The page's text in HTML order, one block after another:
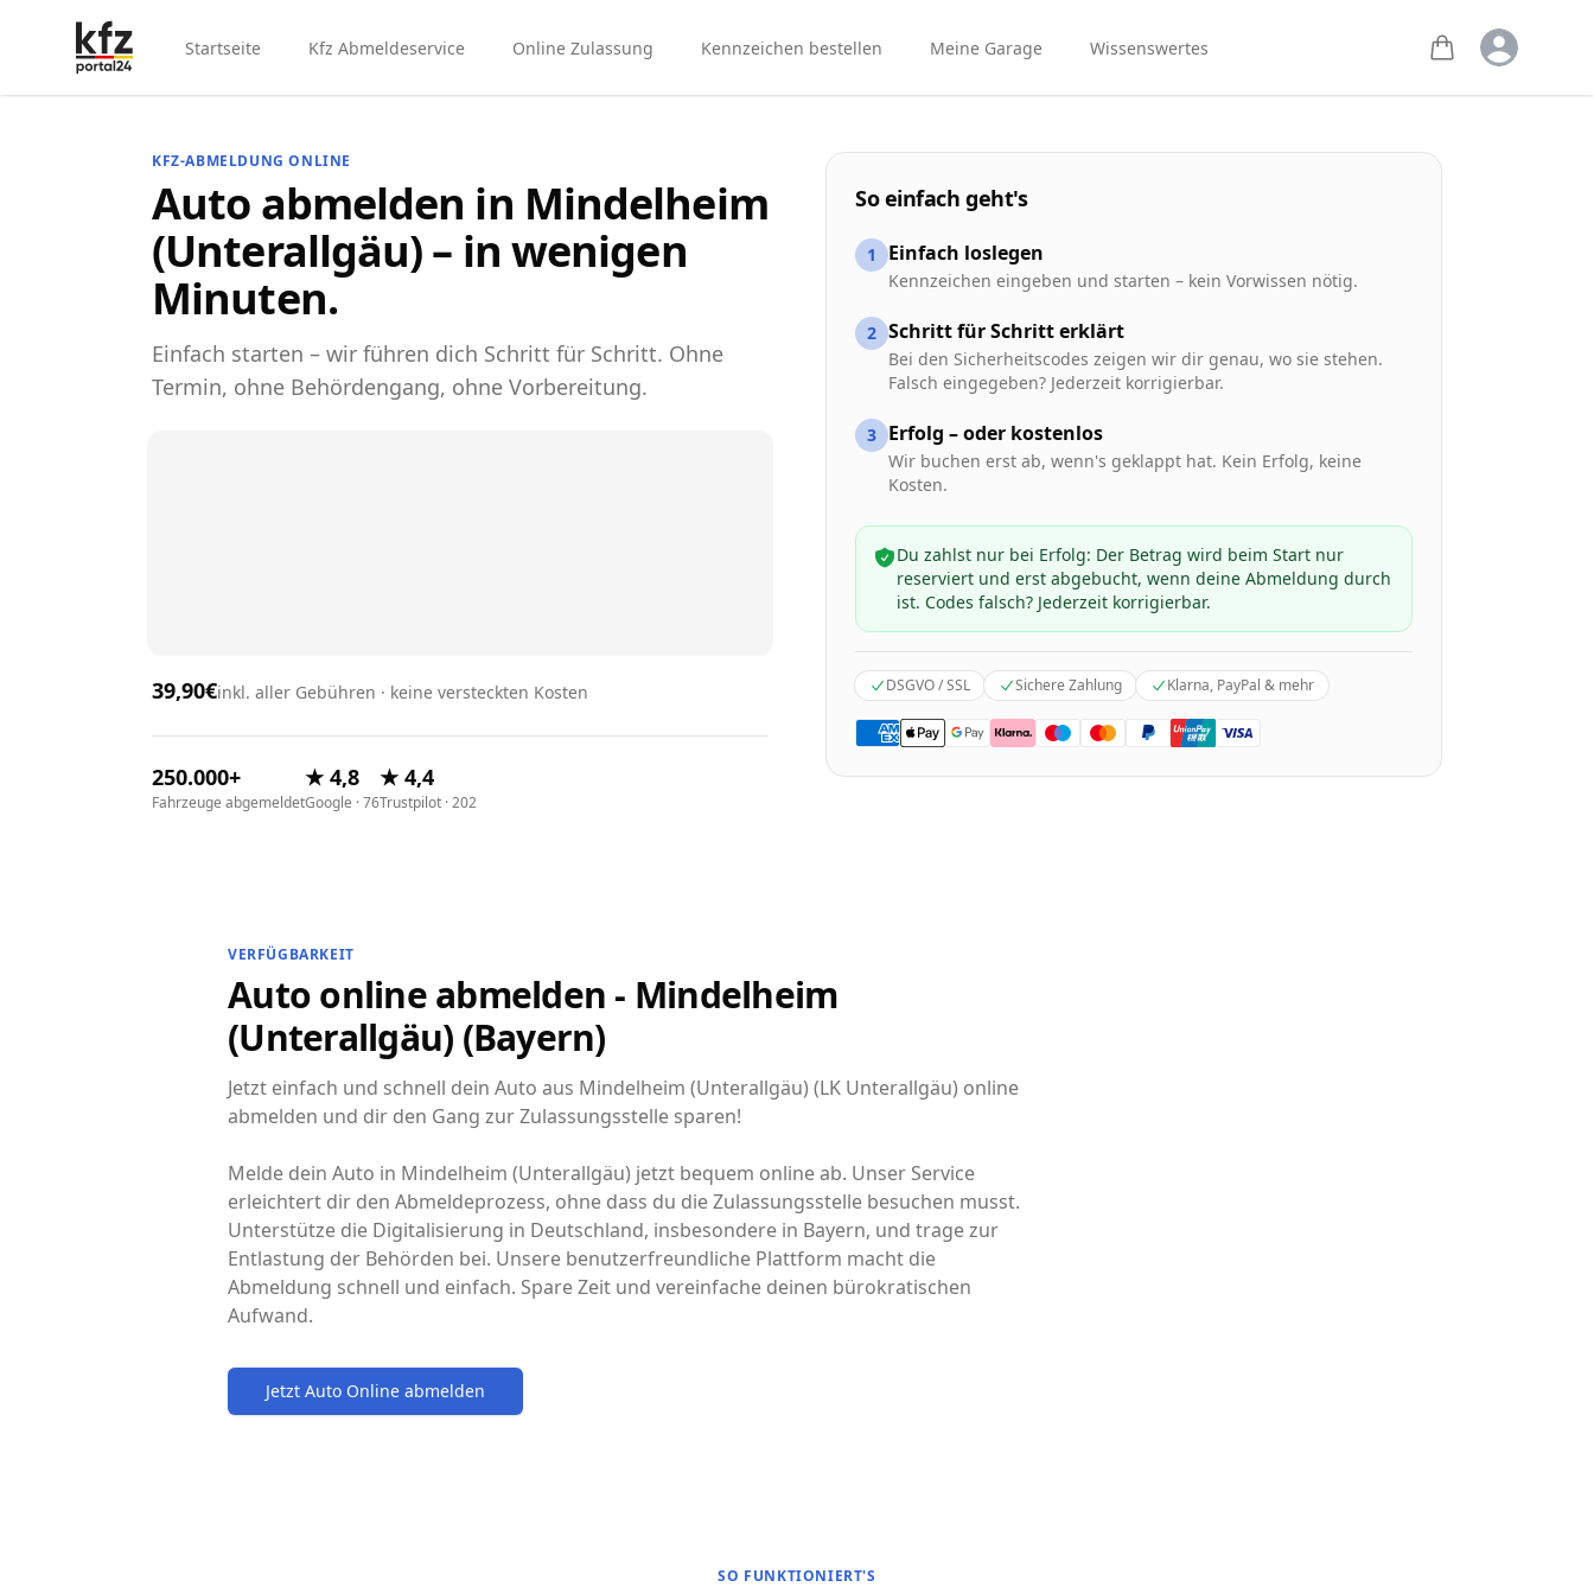
Startseite Kfz Abmeldeservice Online Zulassung Kennzeichen bestellen Meine Garage Wissenswertes Open user
KFZ-ABMELDUNG ONLINE
Auto abmelden in Mindelheim
(Unterallgäu) – in wenigen
Minuten.
Einfach starten – wir führen dich Schritt für Schritt. Ohne
Termin, ohne Behördengang, ohne Vorbereitung.
39,90€inkl. aller Gebühren · keine versteckten Kosten
250.000+
Fahrzeuge abgemeldet
★ 4,8
Google · 76
★ 4,4
Trustpilot · 202
So einfach geht's
1 Einfach loslegen
Kennzeichen eingeben und starten – kein Vorwissen nötig.
2 Schritt für Schritt erklärt
Bei den Sicherheitscodes zeigen wir dir genau, wo sie stehen.
Falsch eingegeben? Jederzeit korrigierbar.
3 Erfolg – oder kostenlos
Wir buchen erst ab, wenn's geklappt hat. Kein Erfolg, keine
Kosten.
Du zahlst nur bei Erfolg: Der Betrag wird beim Start nur
reserviert und erst abgebucht, wenn deine Abmeldung durch
ist. Codes falsch? Jederzeit korrigierbar.
DSGVO / SSL Sichere Zahlung Klarna, PayPal & mehr
VERFÜGBARKEIT
Auto online abmelden - Mindelheim
(Unterallgäu) (Bayern)
Jetzt einfach und schnell dein Auto aus Mindelheim (Unterallgäu) (LK Unterallgäu) online
abmelden und dir den Gang zur Zulassungsstelle sparen!
Melde dein Auto in Mindelheim (Unterallgäu) jetzt bequem online ab. Unser Service
erleichtert dir den Abmeldeprozess, ohne dass du die Zulassungsstelle besuchen musst.
Unterstütze die Digitalisierung in Deutschland, insbesondere in Bayern, und trage zur
Entlastung der Behörden bei. Unsere benutzerfreundliche Plattform macht die
Abmeldung schnell und einfach. Spare Zeit und vereinfache deinen bürokratischen
Aufwand.
Jetzt Auto Online abmelden
SO FUNKTIONIERT'S